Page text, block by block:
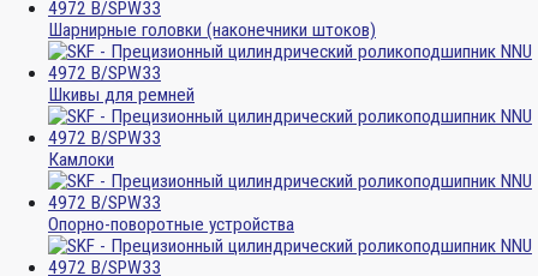
Шарнирные головки (наконечники штоков)
Шкивы для ремней
Камлоки
Опорно-поворотные устройства